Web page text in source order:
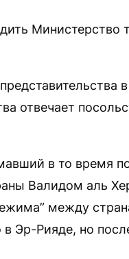
Министерство
отвечает
в то время
Валидом аль
между
Эр-Рияде, но